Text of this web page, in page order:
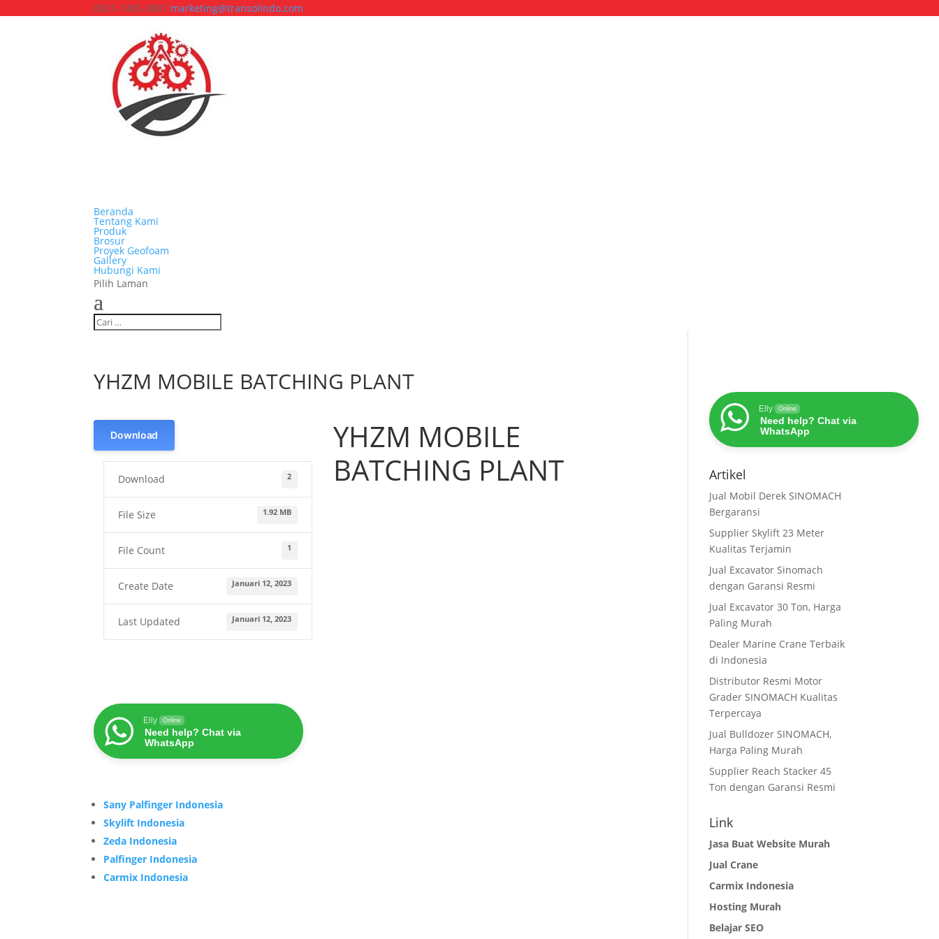
0821-7405-0887 marketing@transolindo.com
Beranda
Tentang Kami
Produk
Brosur
Proyek Geofoam
Gallery
Hubungi Kami
Pilih Laman
YHZM MOBILE BATCHING PLANT
Download
Download 2
File Size 1.92 MB
File Count 1
Create Date Januari 12, 2023
Last Updated Januari 12, 2023
YHZM MOBILE
BATCHING PLANT
Elly Online
Need help? Chat via
WhatsApp
Sany Palfinger Indonesia
Skylift Indonesia
Zeda Indonesia
Palfinger Indonesia
Carmix Indonesia
Elly Online
Need help? Chat via
WhatsApp
Artikel
Jual Mobil Derek SINOMACH
Bergaransi
Supplier Skylift 23 Meter
Kualitas Terjamin
Jual Excavator Sinomach
dengan Garansi Resmi
Jual Excavator 30 Ton, Harga
Paling Murah
Dealer Marine Crane Terbaik
di Indonesia
Distributor Resmi Motor
Grader SINOMACH Kualitas
Terpercaya
Jual Bulldozer SINOMACH,
Harga Paling Murah
Supplier Reach Stacker 45
Ton dengan Garansi Resmi
Link
Jasa Buat Website Murah
Jual Crane
Carmix Indonesia
Hosting Murah
Belajar SEO